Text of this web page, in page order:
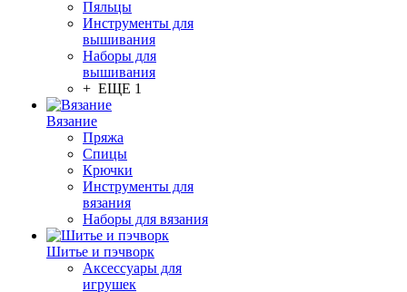
Пяльцы
Инструменты для
вышивания
Наборы для
вышивания
+ ЕЩЕ 1
Вязание
Пряжа
Спицы
Крючки
Инструменты для
вязания
Наборы для вязания
Шитье и пэчворк
Аксессуары для
игрушек